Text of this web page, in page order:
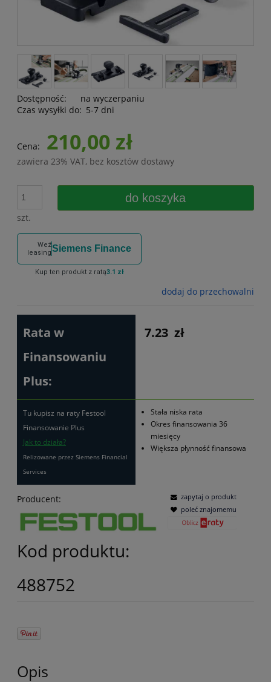
Dostępność:
na wyczerpaniu
Czas wysyłki do: 5-7 dni
Cena: 210,00 zł
zawiera 23% VAT, bez kosztów dostawy
szt.
do koszyka
Weź
leasingSiemens Finance
Kup ten produkt z ratą3.1 zł
dodaj do przechowalni
Rata w
Finansowaniu
Plus:
7.23 zł
Tu kupisz na raty Festool
Finansowanie Plus
Jak to działa?
Relizowane przez Siemens Financial
Services
Stała niska rata
Okres finansowania 36
miesięcy
Większa płynność finansowa
Producent:
Kod produktu:
488752
zapytaj o produkt
poleć znajomemu
Opis